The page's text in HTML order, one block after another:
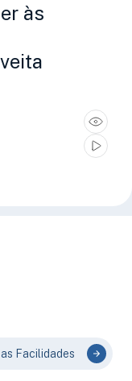
às
Facilidades